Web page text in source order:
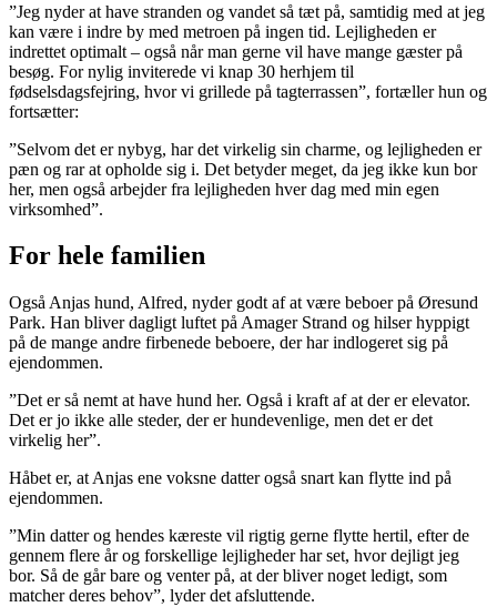
”Jeg nyder at have stranden og vandet så tæt på, samtidig med at jeg
kan være i indre by med metroen på ingen tid. Lejligheden er
indrettet optimalt – også når man gerne vil have mange gæster på
besøg. For nylig inviterede vi knap 30 herhjem til
fødselsdagsfejring, hvor vi grillede på tagterrassen”, fortæller hun og
fortsætter:
”Selvom det er nybyg, har det virkelig sin charme, og lejligheden er
pæn og rar at opholde sig i. Det betyder meget, da jeg ikke kun bor
her, men også arbejder fra lejligheden hver dag med min egen
virksomhed”.
For hele familien
Også Anjas hund, Alfred, nyder godt af at være beboer på Øresund
Park. Han bliver dagligt luftet på Amager Strand og hilser hyppigt
på de mange andre firbenede beboere, der har indlogeret sig på
ejendommen.
”Det er så nemt at have hund her. Også i kraft af at der er elevator.
Det er jo ikke alle steder, der er hundevenlige, men det er det
virkelig her”.
Håbet er, at Anjas ene voksne datter også snart kan flytte ind på
ejendommen.
”Min datter og hendes kæreste vil rigtig gerne flytte hertil, efter de
gennem flere år og forskellige lejligheder har set, hvor dejligt jeg
bor. Så de går bare og venter på, at der bliver noget ledigt, som
matcher deres behov”, lyder det afsluttende.